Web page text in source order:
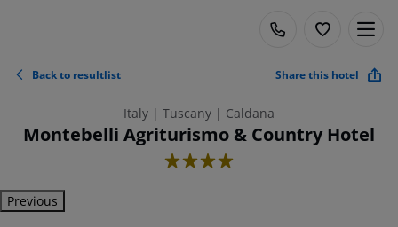
Back to resultlist Share this hotel
Italy | Tuscany | Caldana
Montebelli Agriturismo & Country Hotel
4
Previous